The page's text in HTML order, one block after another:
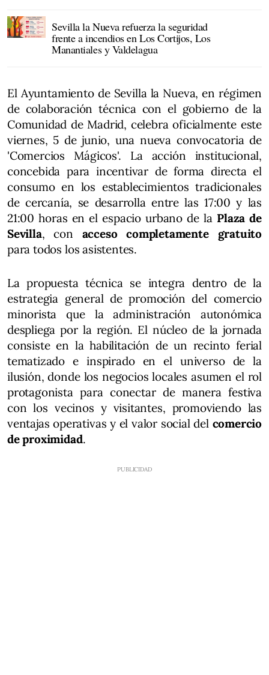
Sevilla la Nueva refuerza la seguridad
frente a incendios en Los Cortijos, Los
Manantiales y Valdelagua
El Ayuntamiento de Sevilla la Nueva, en régimen
de colaboración técnica con el gobierno de la
Comunidad de Madrid, celebra oficialmente este
viernes, 5 de junio, una nueva convocatoria de
'Comercios Mágicos'. La acción institucional,
concebida para incentivar de forma directa el
consumo en los establecimientos tradicionales
de cercanía, se desarrolla entre las 17:00 y las
21:00 horas en el espacio urbano de la Plaza de
Sevilla, con acceso completamente gratuito
para todos los asistentes.
La propuesta técnica se integra dentro de la
estrategia general de promoción del comercio
minorista que la administración autonómica
despliega por la región. El núcleo de la jornada
consiste en la habilitación de un recinto ferial
tematizado e inspirado en el universo de la
ilusión, donde los negocios locales asumen el rol
protagonista para conectar de manera festiva
con los vecinos y visitantes, promoviendo las
ventajas operativas y el valor social del comercio
de proximidad.